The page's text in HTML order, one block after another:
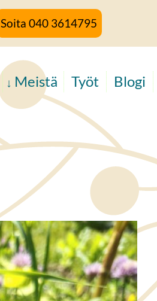
Soita 040 3614795
Meistä Työt Blogi